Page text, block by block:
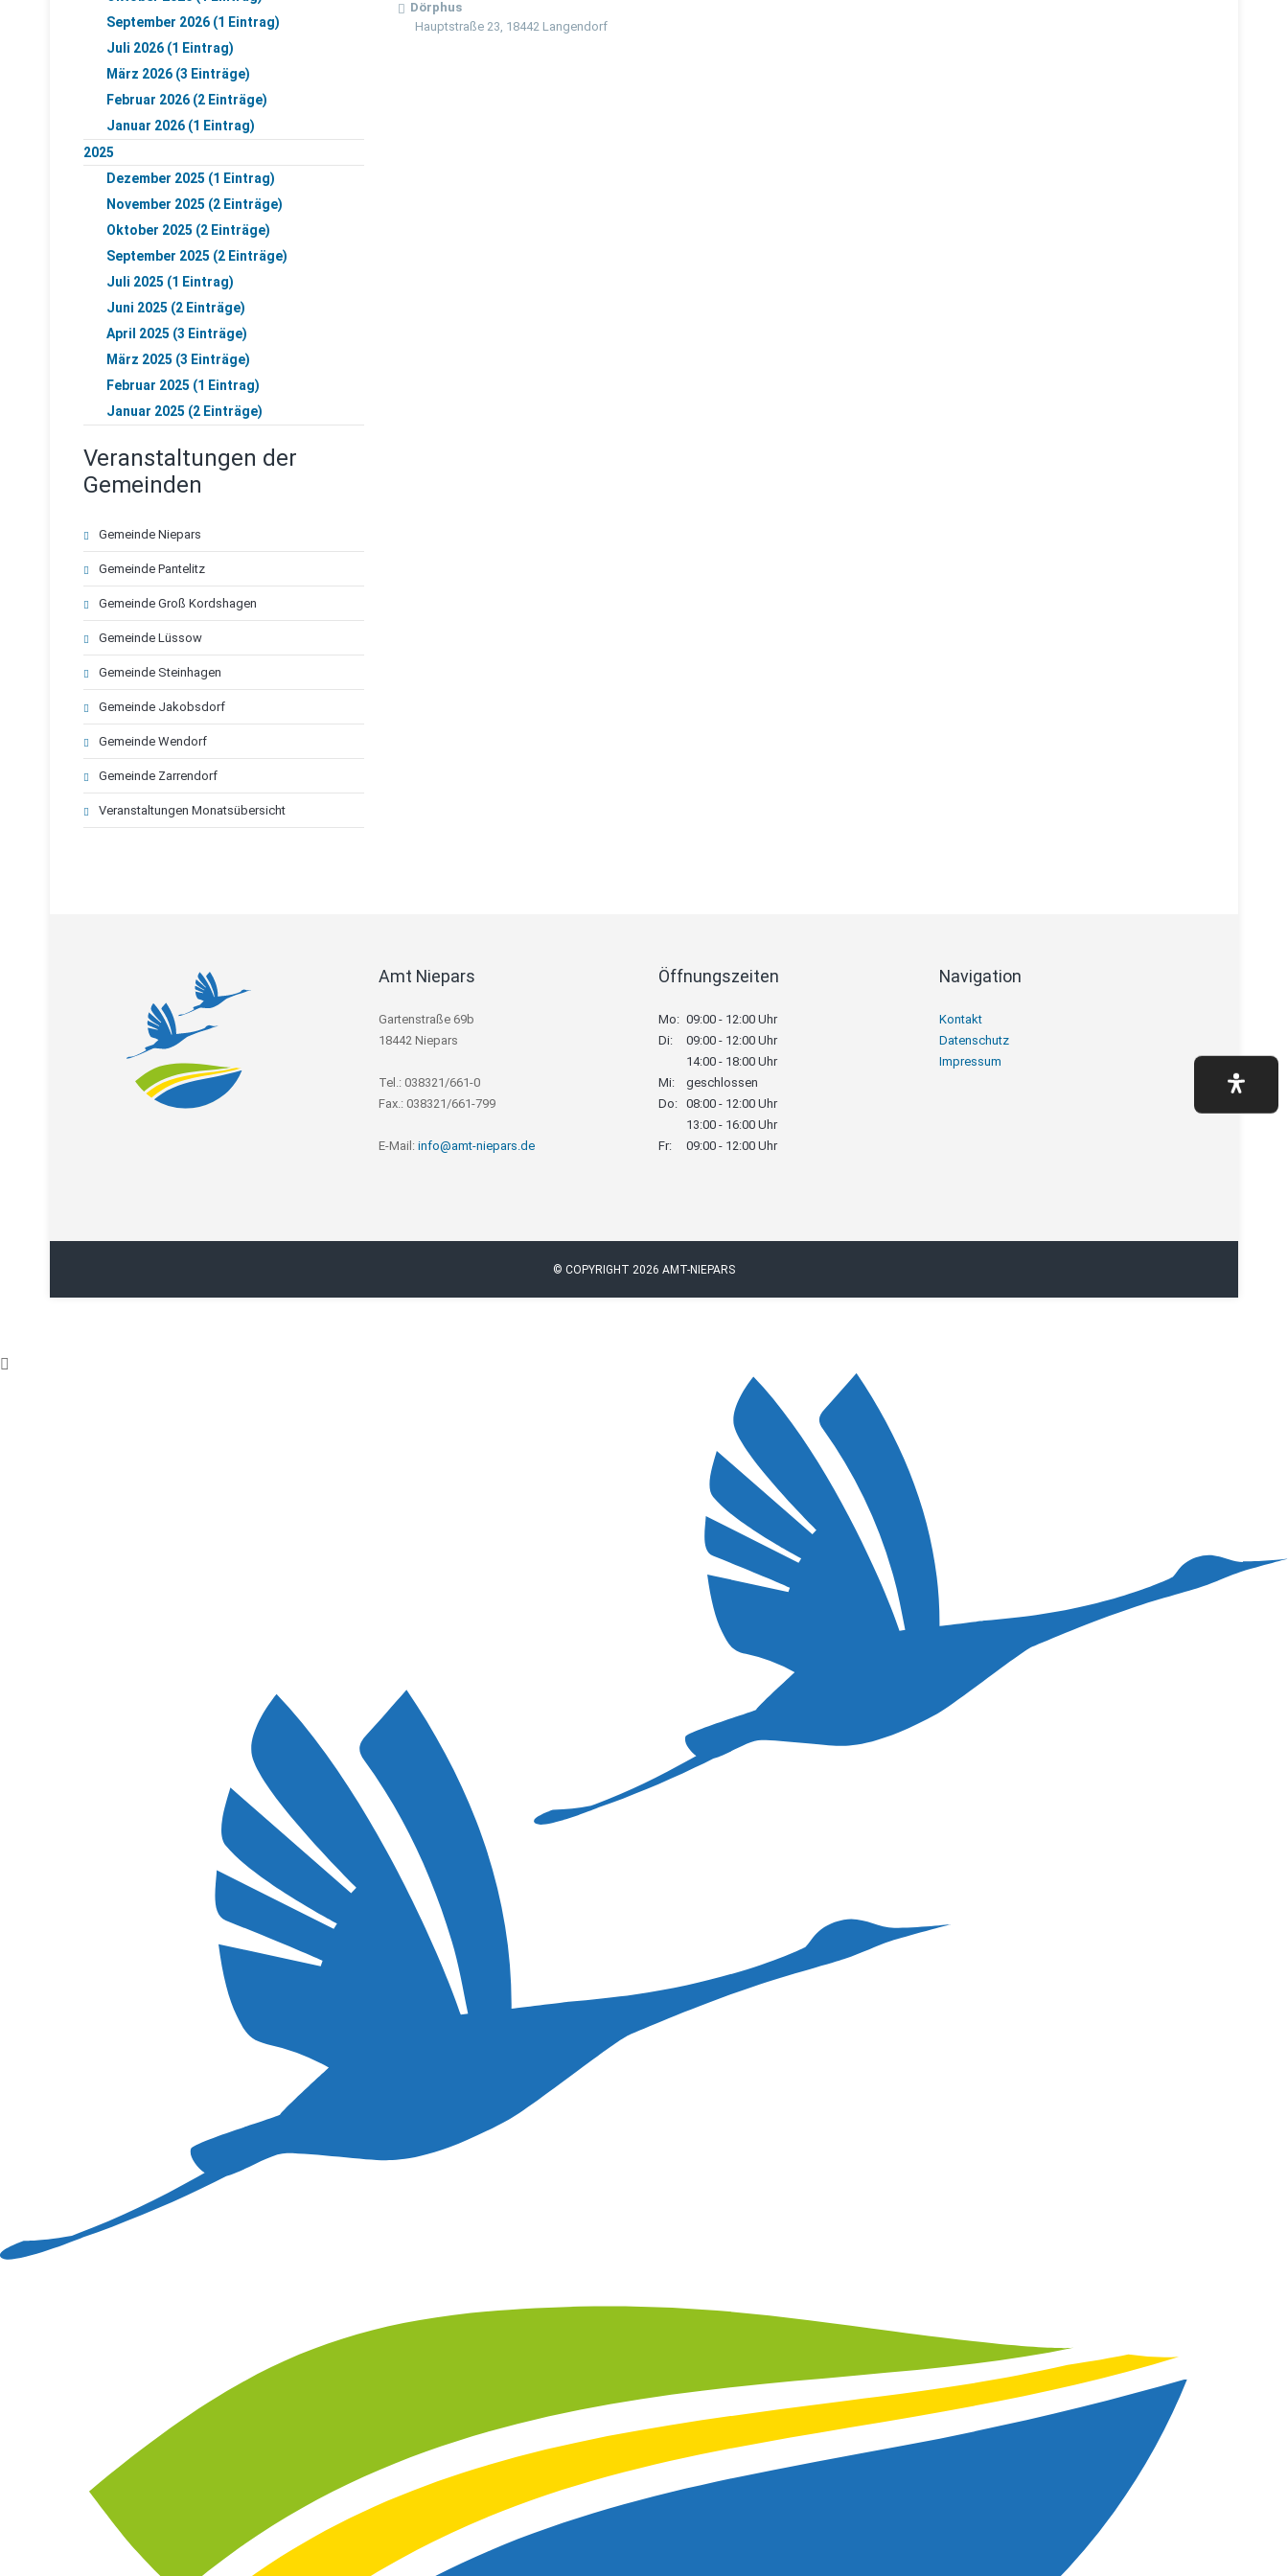
Dörphus
Hauptstraße 23, 18442 Langendorf
September 2026 (1 Eintrag)
Juli 2026 (1 Eintrag)
März 2026 (3 Einträge)
Februar 2026 (2 Einträge)
Januar 2026 (1 Eintrag)
2025
Dezember 2025 (1 Eintrag)
November 2025 (2 Einträge)
Oktober 2025 (2 Einträge)
September 2025 (2 Einträge)
Juli 2025 (1 Eintrag)
Juni 2025 (2 Einträge)
April 2025 (3 Einträge)
März 2025 (3 Einträge)
Februar 2025 (1 Eintrag)
Januar 2025 (2 Einträge)
Veranstaltungen der
Gemeinden
Navigation
überspringen
Gemeinde Niepars
Gemeinde Pantelitz
Gemeinde Groß Kordshagen
Gemeinde Lüssow
Gemeinde Steinhagen
Gemeinde Jakobsdorf
Gemeinde Wendorf
Gemeinde Zarrendorf
Veranstaltungen Monatsübersicht
Amt Niepars
Gartenstraße 69b
18442 Niepars
Tel.: 038321/661-0
Fax.: 038321/661-799
E-Mail: info@amt-niepars.de
Öffnungszeiten
Mo: 09:00 - 12:00 Uhr
Di:
09:00 - 12:00 Uhr
14:00 - 18:00 Uhr
Mi:
geschlossen
Do: 08:00 - 12:00 Uhr
13:00 - 16:00 Uhr
Fr:
09:00 - 12:00 Uhr
Navigation
Navigation
überspringen
Kontakt
Datenschutz
Impressum
© COPYRIGHT 2026 AMT-NIEPARS